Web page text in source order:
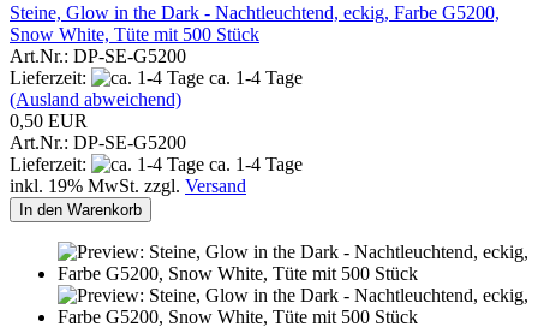
Steine, Glow in the Dark - Nachtleuchtend, eckig, Farbe G5200,
Snow White, Tüte mit 500 Stück
Art.Nr.: DP-SE-G5200
Lieferzeit:
ca. 1-4 Tage
(Ausland abweichend)
0,50 EUR
Art.Nr.: DP-SE-G5200
Lieferzeit:
ca. 1-4 Tage
inkl. 19% MwSt. zzgl. Versand
In den Warenkorb